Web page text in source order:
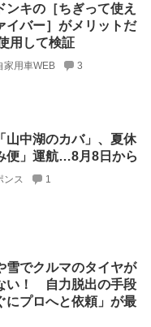
ンキの［ちぎって使え
イバー］がメリットだ
用して検証
家用車WEB 3
山中湖のカバ」、夏休
便」運航…8月8日から
ンス 1
雪でクルマのタイヤが
い！ 自力脱出の手段
にプロへと依頼」が最